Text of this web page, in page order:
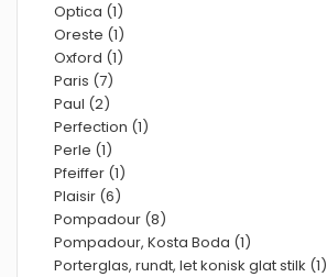
Optica (1)
Oreste (1)
Oxford (1)
Paris (7)
Paul (2)
Perfection (1)
Perle (1)
Pfeiffer (1)
Plaisir (6)
Pompadour (8)
Pompadour, Kosta Boda (1)
Porterglas, rundt, let konisk glat stilk (1)